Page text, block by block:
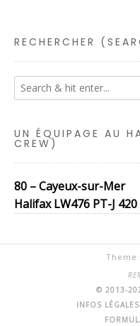
RECHERCHER
UN ÉQUIPAGE AU
CREW)
80 – Cayeux-sur-Mer
Halifax LW476 PT-J
© 2013-
INFOS LÉGALES